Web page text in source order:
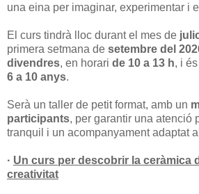
una eina per imaginar, experimentar i
El curs tindrà lloc durant el mes de
primera setmana de setembre del
divendres, en horari de 10 a 13 h, i
6 a 10 anys.
Serà un taller de petit format, amb un
participants, per garantir una atenció
tranquil i un acompanyament adaptat
· Un curs per descobrir la ceràmica
creativitat